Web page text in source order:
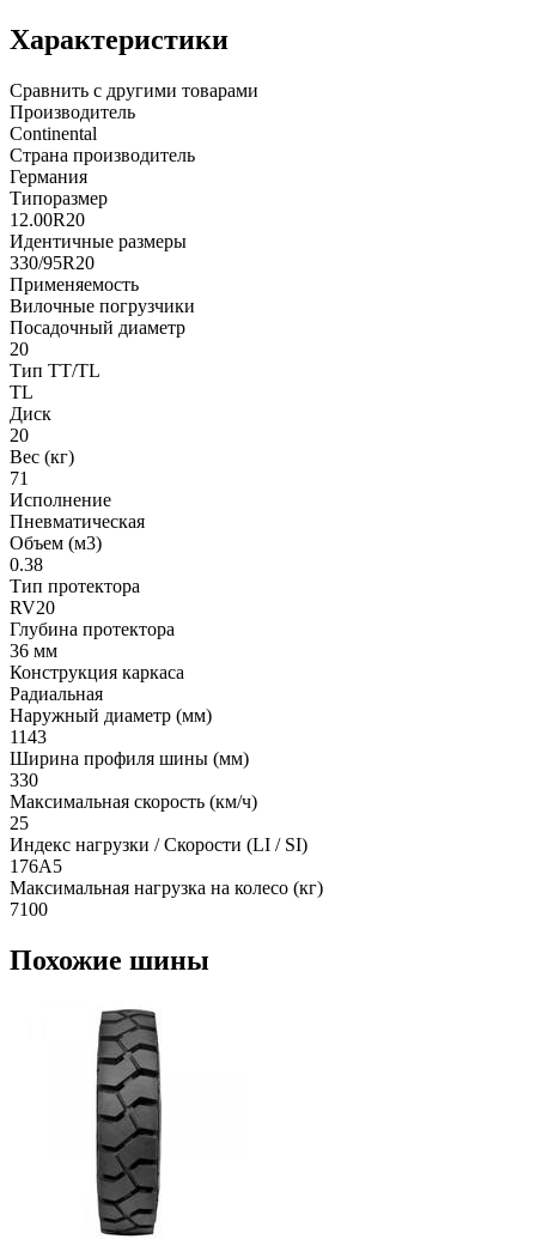
Характеристики
Сравнить с другими товарами
Производитель
Continental
Страна производитель
Германия
Типоразмер
12.00R20
Идентичные размеры
330/95R20
Применяемость
Вилочные погрузчики
Посадочный диаметр
20
Тип TT/TL
TL
Диск
20
Вес (кг)
71
Исполнение
Пневматическая
Объем (м3)
0.38
Тип протектора
RV20
Глубина протектора
36 мм
Конструкция каркаса
Радиальная
Наружный диаметр (мм)
1143
Ширина профиля шины (мм)
330
Максимальная скорость (км/ч)
25
Индекс нагрузки / Скорости (LI / SI)
176A5
Максимальная нагрузка на колесо (кг)
7100
Похожие шины